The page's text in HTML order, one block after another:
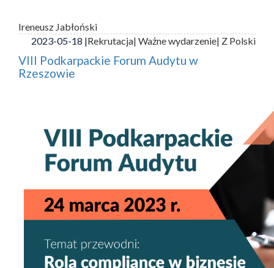
Ireneusz Jabłoński
2023-05-18 |Rekrutacja| Ważne wydarzenie| Z Polski
VIII Podkarpackie Forum Audytu w
Rzeszowie